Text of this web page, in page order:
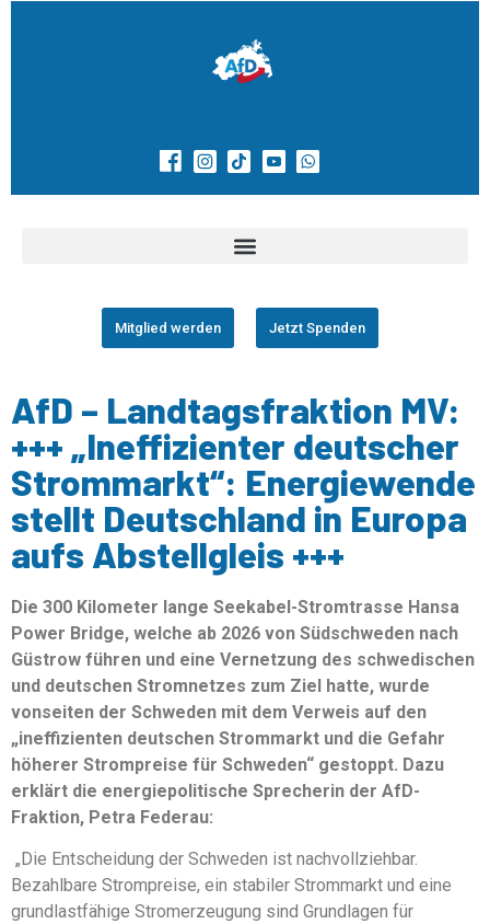
Mitglied werden Jetzt Spenden
AfD – Landtagsfraktion MV:
+++ „Ineffizienter deutscher
Strommarkt“: Energiewende
stellt Deutschland in Europa
aufs Abstellgleis +++
Die 300 Kilometer lange Seekabel-Stromtrasse Hansa
Power Bridge, welche ab 2026 von Südschweden nach
Güstrow führen und eine Vernetzung des schwedischen
und deutschen Stromnetzes zum Ziel hatte, wurde
vonseiten der Schweden mit dem Verweis auf den
„ineffizienten deutschen Strommarkt und die Gefahr
höherer Strompreise für Schweden“ gestoppt. Dazu
erklärt die energiepolitische Sprecherin der AfD-
Fraktion, Petra Federau:
„Die Entscheidung der Schweden ist nachvollziehbar.
Bezahlbare Strompreise, ein stabiler Strommarkt und eine
grundlastfähige Stromerzeugung sind Grundlagen für